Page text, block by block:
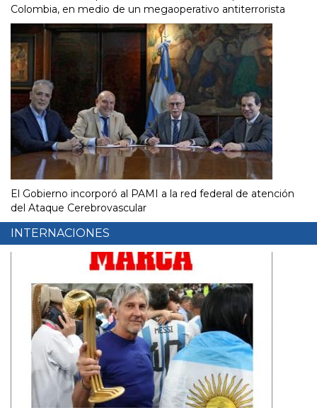
Colombia, en medio de un megaoperativo antiterrorista
El Gobierno incorporó al PAMI a la red federal de atención
del Ataque Cerebrovascular
INTERNACIONES